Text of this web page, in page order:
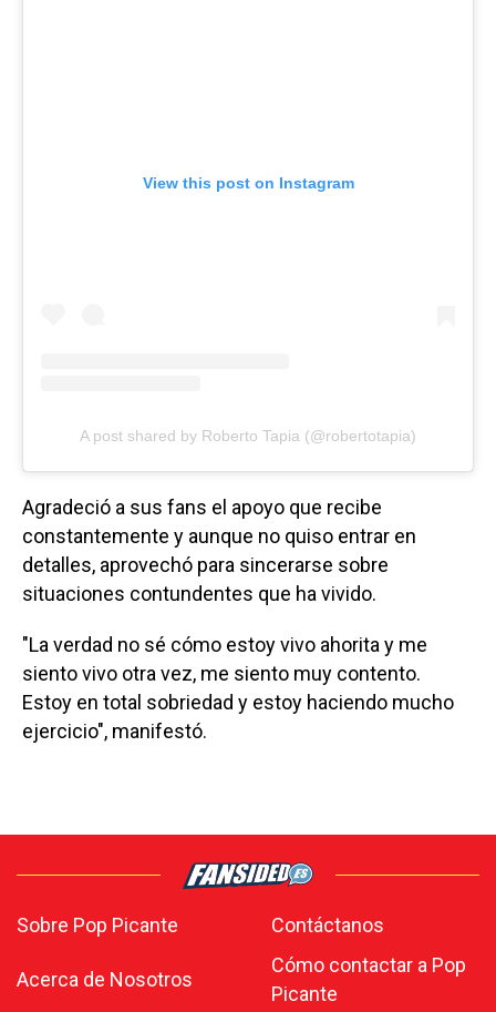
View this post on Instagram
A post shared by Roberto Tapia (@robertotapia)
Agradeció a sus fans el apoyo que recibe
constantemente y aunque no quiso entrar en
detalles, aprovechó para sincerarse sobre
situaciones contundentes que ha vivido.
"La verdad no sé cómo estoy vivo ahorita y me
siento vivo otra vez, me siento muy contento.
Estoy en total sobriedad y estoy haciendo mucho
ejercicio", manifestó.
Sobre Pop Picante Contáctanos
Acerca de Nosotros
Cómo contactar a Pop
Picante